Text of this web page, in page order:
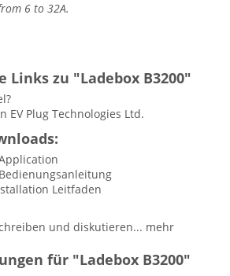
6 to 32A.
zu "Ladebox B3200"
EV Plug Technologies Ltd.
Leitfaden
und diskutieren... mehr
für "Ladebox B3200"